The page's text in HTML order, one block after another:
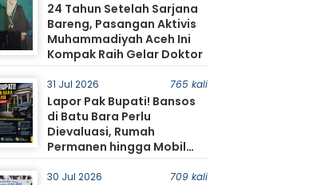
24 Tahun Setelah Sarjana
Bareng, Pasangan Aktivis
Muhammadiyah Aceh Ini
Kompak Raih Gelar Doktor
31 Jul 2026 765 kali
Lapor Pak Bupati! Bansos
di Batu Bara Perlu
Dievaluasi, Rumah
Permanen hingga Mobil
Jadi Sorotan Warga
30 Jul 2026 709 kali